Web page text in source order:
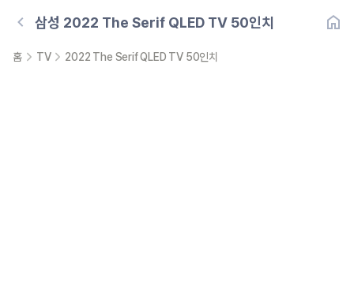
삼성 2022 The Serif QLED TV 50인치
홈 TV 2022 The Serif QLED TV 50인치